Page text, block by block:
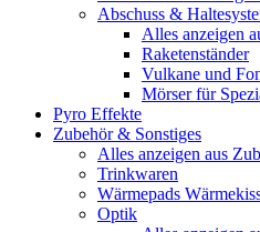
Abschuss &
Alles anzeigen
Raketenständer
Vulkane und
Mörser für
Pyro Effekte
Zubehör & Sonstiges
Alles anzeigen aus
Trinkwaren
Wärmepads
Optik